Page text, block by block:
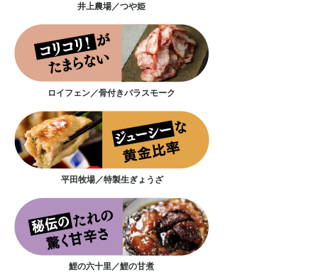
井上農場／つや姫
ロイフェン／骨付きバラスモーク
平田牧場／特製生ぎょうざ
鯉の六十里／鯉の甘煮